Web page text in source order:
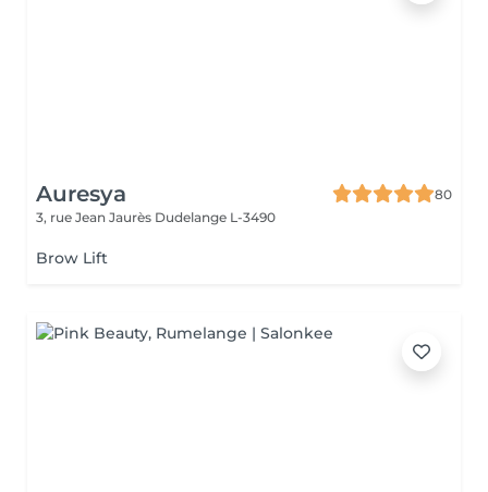
Auresya
80
3, rue Jean Jaurès Dudelange L-3490
Brow Lift